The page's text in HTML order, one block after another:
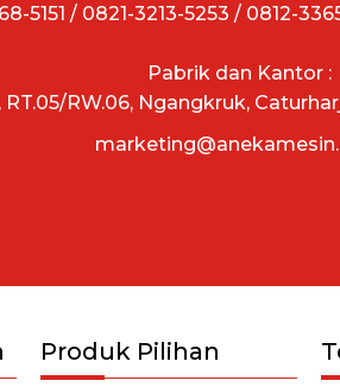
5151 / 0821-3213-5253 / 0812-
Pabrik dan Kantor :
RW.06, Ngangkruk,
Produk Pilihan